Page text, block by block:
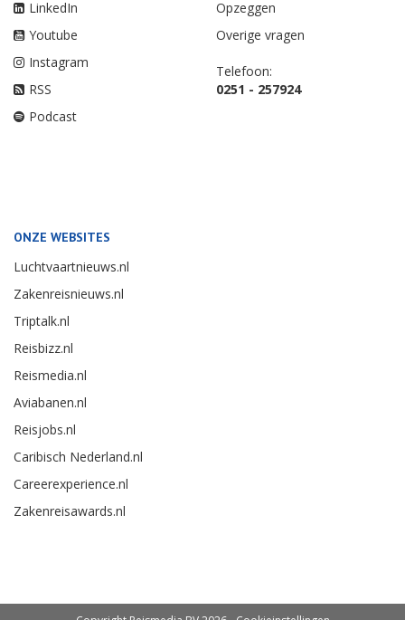
LinkedIn
Youtube
Instagram
RSS
Podcast
Opzeggen
Overige vragen
Telefoon:
0251 - 257924
ONZE WEBSITES
Luchtvaartnieuws.nl
Zakenreisnieuws.nl
Triptalk.nl
Reisbizz.nl
Reismedia.nl
Aviabanen.nl
Reisjobs.nl
Caribisch Nederland.nl
Careerexperience.nl
Zakenreisawards.nl